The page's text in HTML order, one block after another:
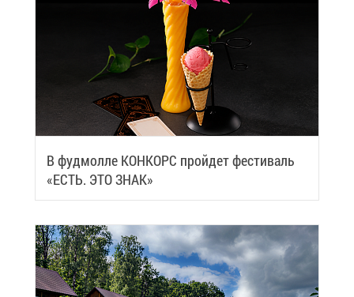
В фуд­мол­ле КОН­КОРС прой­дет фе­сти­валь
«ЕСТЬ. ЭТО ЗНАК»